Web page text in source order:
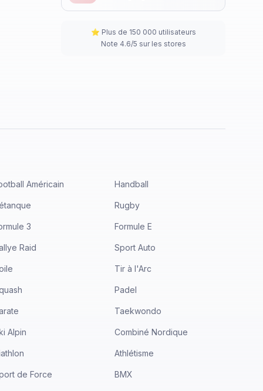
⭐ Plus de 150 000 utilisateurs
Note 4.6/5 sur les stores
Américain Handball
Rugby
3 Formule E
Raid Sport Auto
Tir à l'Arc
Padel
Taekwondo
Alpin Combiné Nordique
Athlétisme
de Force BMX